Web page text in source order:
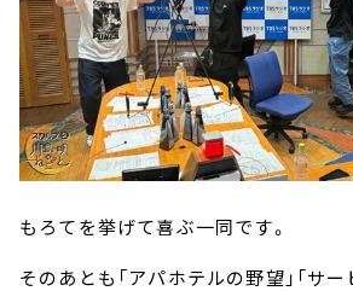
もろてを挙げて喜ぶ一同です。
そのあとも「アパホテルの野望」「サ